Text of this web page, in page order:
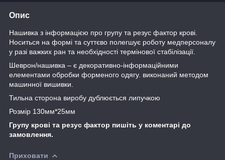
Опис
Нашивка з інформацією про групу та резус фактор крові.
Носиться на формі та суттєво полегшує роботу медперсоналу
у разі важких ран та необхідності термінової стабілізації.
Шеврон/нашивка – є декоративно-інформаційними
елементами обробки форменого одягу. виконаний методом
машинної вишивки.
Тильна сторона виробу дублюється липучкою
Розмір 130мм*25мм
Групу крові та резус фактор пишіть у коментарі до
замовлення.
Приховати